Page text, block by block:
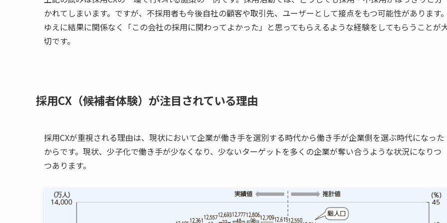
かれてしまいます。ですが、不採用者も今後自社の顧客や取引先、ユーザーとして接点をもつ可能性があります
ゆえに結果に関係なく「この会社の採用に関わってよかった」と思ってもらえるような経験をしてもらうことが
切です。
採用CX（候補者体験）が注目されている理由
採用CXが重視される理由は、現状において企業が働き手を選別する時代から働き手が企業側を選ぶ時代になった
からです。現状、少子化で働き手が少なくなり、少ないターゲットを多くの企業が奪い合うような状況になりつ
つあります。